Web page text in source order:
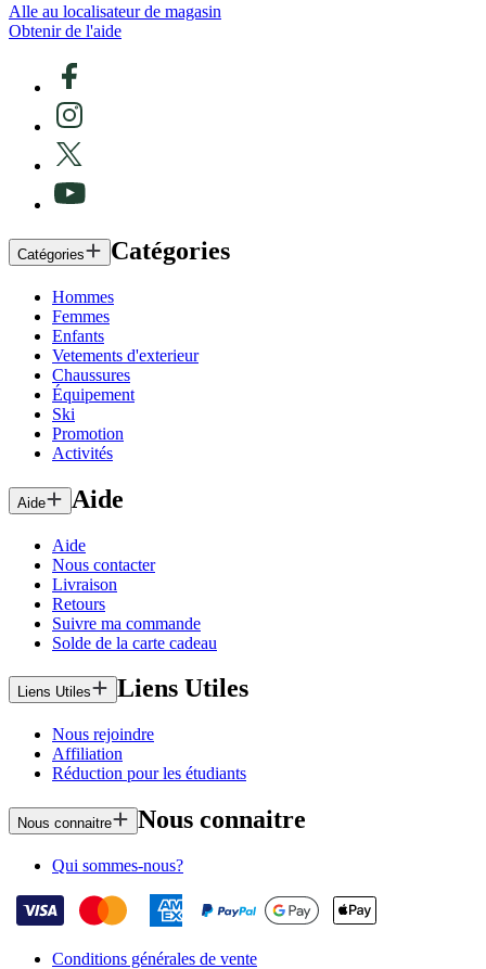
Alle au localisateur de magasin
Obtenir de l'aide
Catégories Catégories
Hommes
Femmes
Enfants
Vetements d'exterieur
Chaussures
Équipement
Ski
Promotion
Activités
Aide Aide
Aide
Nous contacter
Livraison
Retours
Suivre ma commande
Solde de la carte cadeau
Liens Utiles Liens Utiles
Nous rejoindre
Affiliation
Réduction pour les étudiants
Nous connaitre Nous connaitre
Qui sommes-nous?
Conditions générales de vente